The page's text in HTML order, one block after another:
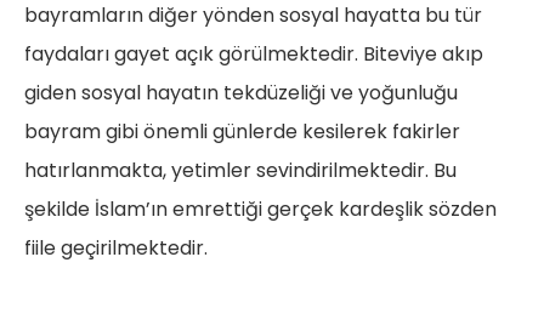
bayramların diğer yönden sosyal hayatta bu tür
faydaları gayet açık görülmektedir. Biteviye akıp
giden sosyal hayatın tekdüzeliği ve yoğunluğu
bayram gibi önemli günlerde kesilerek fakirler
hatırlanmakta, yetimler sevindirilmektedir. Bu
şekilde İslam’ın emrettiği gerçek kardeşlik sözden
fiile geçirilmektedir.